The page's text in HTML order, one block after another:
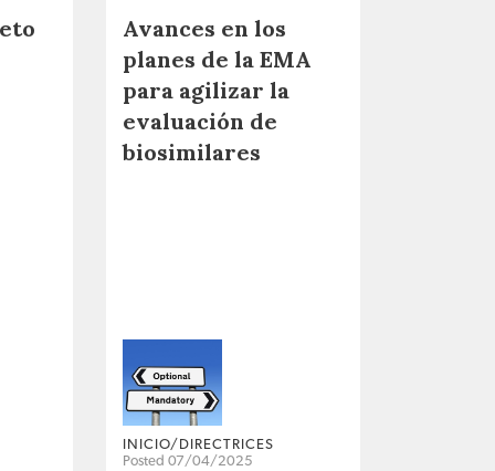
Avances en los
planes de la EMA
para agilizar la
evaluación de
biosimilares
INICIO/DIRECTRICES
Posted 07/04/2025